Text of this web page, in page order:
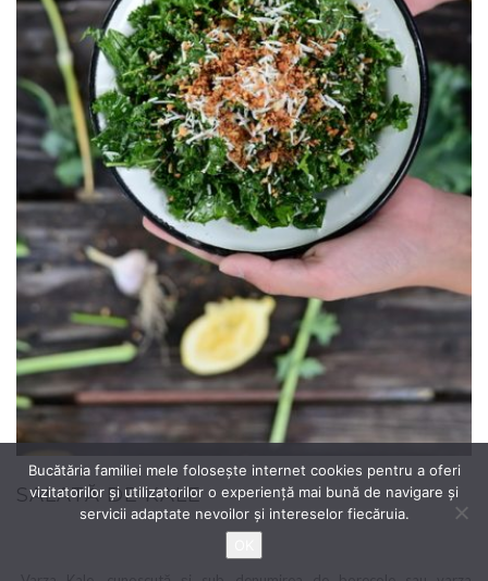
SALATĂ DE KALE
Bucătăria familiei mele folosește internet cookies pentru a oferi
vizitatorilor și utilizatorilor o experiență mai bună de navigare și
servicii adaptate nevoilor și intereselor fiecăruia.